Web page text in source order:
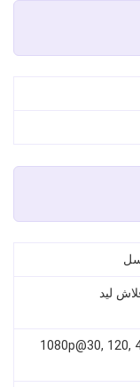
1080p@30, 120,